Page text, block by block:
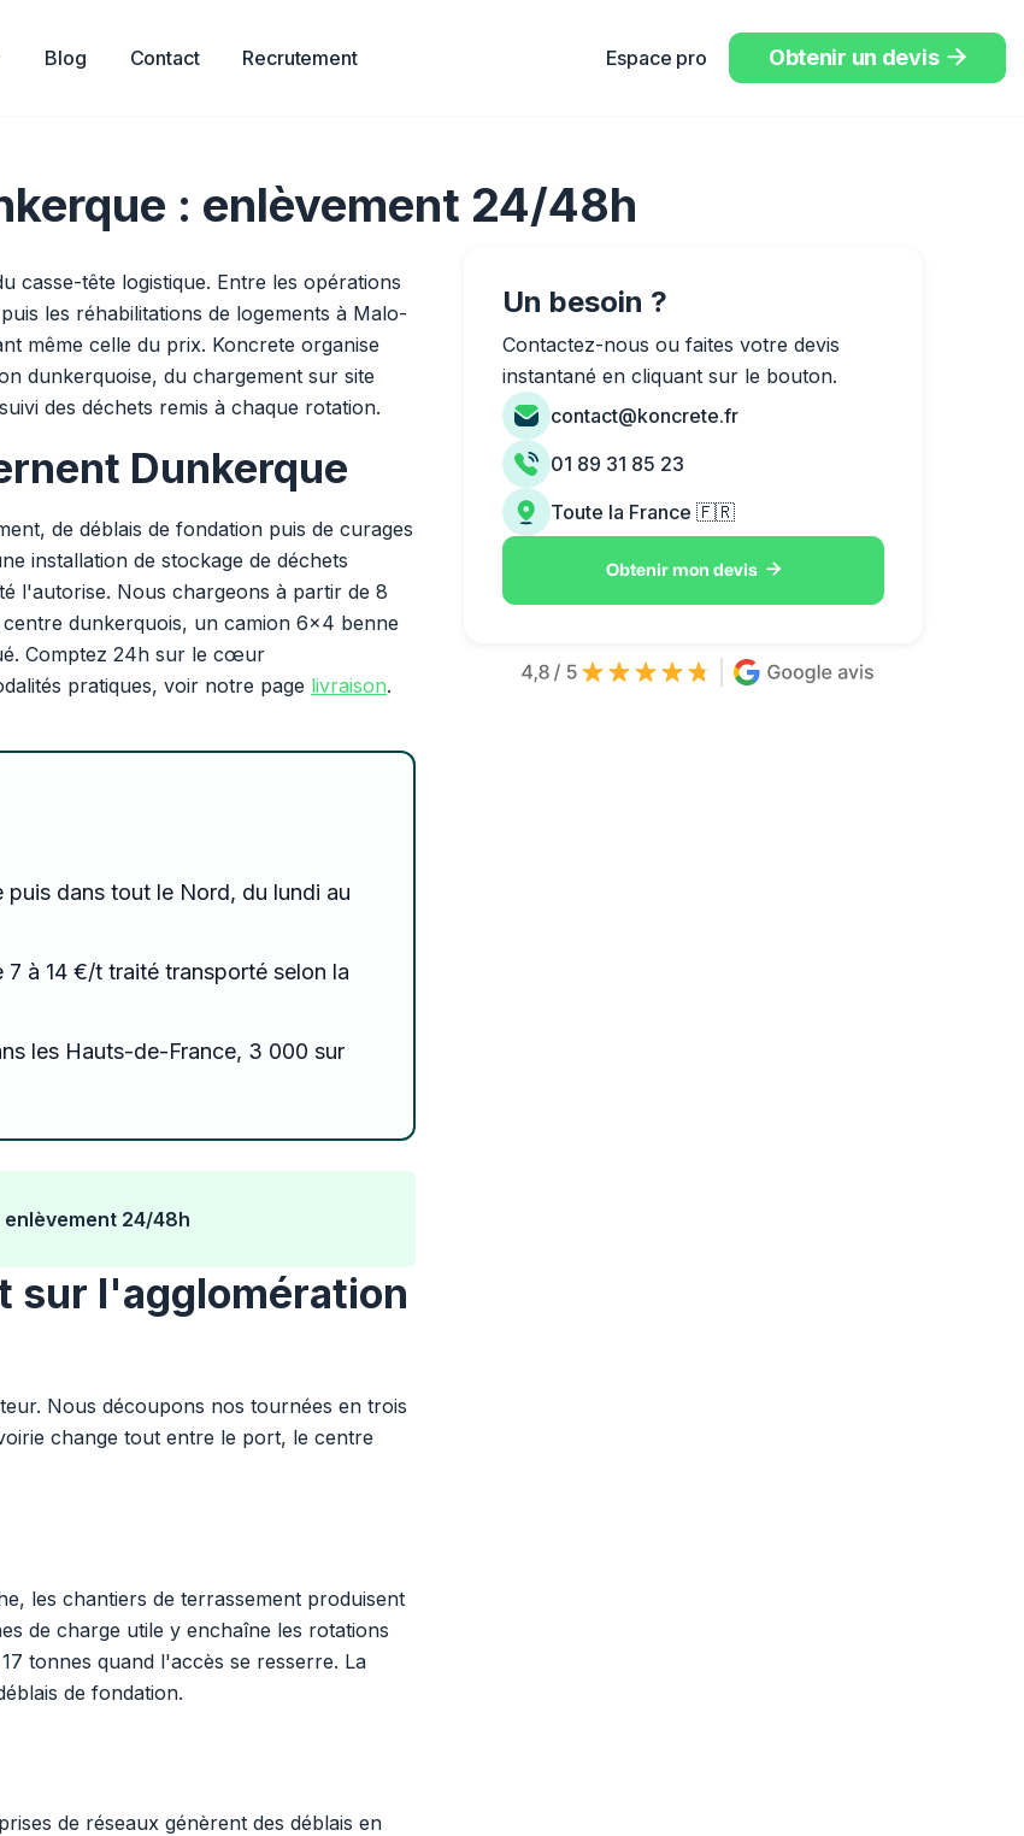
Blog Contact Recrutement Espace pro Obtenir un devis 
: enlèvement 24/48h
casse-tête logistique. Entre les opérations
les réhabilitations de logements à Malo-
même celle du prix. Koncrete organise
dunkerquoise, du chargement sur site
des déchets remis à chaque rotation.
Dunkerque
de déblais de fondation puis de curages
installation de stockage de déchets
l'autorise. Nous chargeons à partir de 8
dunkerquois, un camion 6x4 benne
Comptez 24h sur le cœur
pratiques, voir notre page livraison.
puis dans tout le Nord, du lundi au
7 à 14 €/t traité transporté selon la
les Hauts-de-France, 3 000 sur
24/48h
sur l'agglomération
Nous découpons nos tournées en trois
change tout entre le port, le centre
les chantiers de terrassement produisent
de charge utile y enchaîne les rotations
tonnes quand l'accès se resserre. La
de fondation.
de réseaux génèrent des déblais en
Un besoin ?
Contactez-nous ou faites votre devis
instantané en cliquant sur le bouton.
contact@koncrete.fr
01 89 31 85 23
Toute la France 🇫🇷
Obtenir mon devis 